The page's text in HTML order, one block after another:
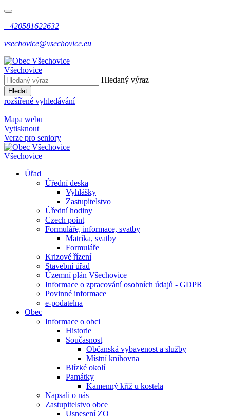
+420581622632
vsechovice@vsechovice.eu
Všechovice
Hledaný výraz
Hledat
rozšířené vyhledávání
Mapa webu
Vytisknout
Verze pro seniory
Všechovice
Úřad
Úřední deska
Vyhlášky
Zastupitelstvo
Úřední hodiny
Czech point
Formuláře, informace, svatby
Matrika, svatby
Formuláře
Krizové řízení
Stavební úřad
Územní plán Všechovice
Informace o zpracování osobních údajů - GDPR
Povinné informace
e-podatelna
Obec
Informace o obci
Historie
Současnost
Občanská vybavenost a služby
Místní knihovna
Blízké okolí
Památky
Kamenný kříž u kostela
Napsali o nás
Zastupitelstvo obce
Usnesení ZO